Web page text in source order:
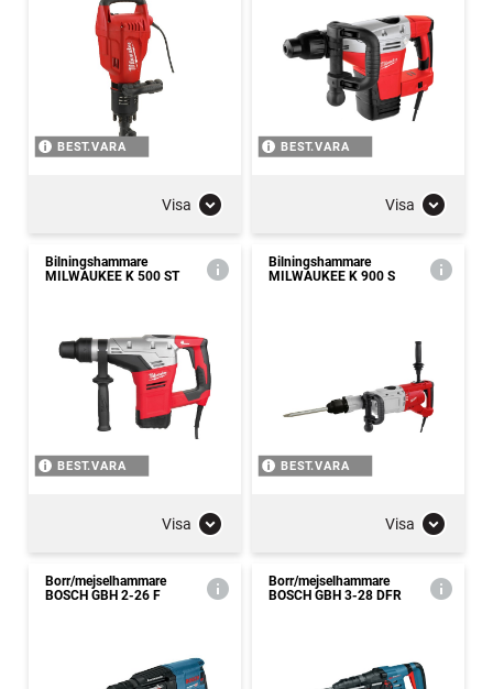
BEST.VARA
Visa
BEST.VARA
Visa
Bilningshammare
MILWAUKEE K 500 ST
BEST.VARA
Visa
Bilningshammare
MILWAUKEE K 900 S
BEST.VARA
Visa
Borr/mejselhammare
BOSCH GBH 2-26 F
Borr/mejselhammare
BOSCH GBH 3-28 DFR